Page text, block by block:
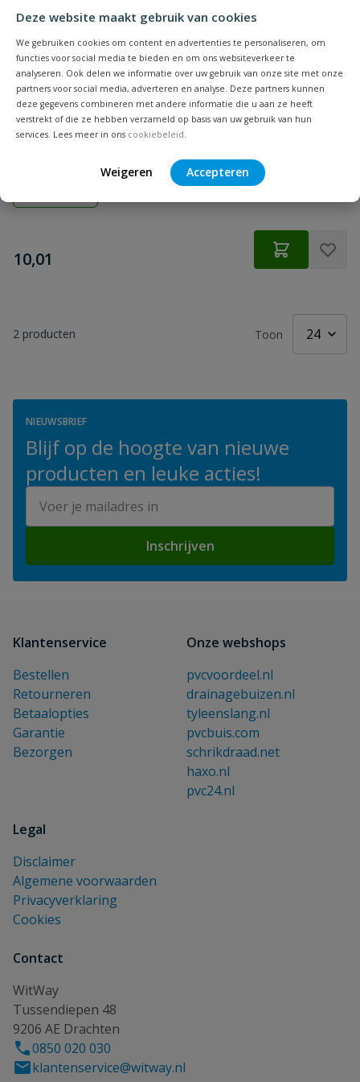
Deze website maakt gebruik van cookies
We gebruiken cookies om content en advertenties te personaliseren, om
functies voor social media te bieden en om ons websiteverkeer te
analyseren. Ook delen we informatie over uw gebruik van onze site met onze
partners voor social media, adverteren en analyse. Deze partners kunnen
deze gegevens combineren met andere informatie die u aan ze heeft
verstrekt of die ze hebben verzameld op basis van uw gebruik van hun
services. Lees meer in ons cookiebeleid.
Weigeren Accepteren
Waelbers T-Verbindingsplaat Sendzimir Verzinkt 160
€
10,01
2 producten Toon
NIEUWSBRIEF
Blijf op de hoogte van nieuwe
producten en leuke acties!
Inschrijven
Klantenservice
Bestellen
Retourneren
Betaalopties
Garantie
Bezorgen
Onze webshops
pvcvoordeel.nl
drainagebuizen.nl
tyleenslang.nl
pvcbuis.com
schrikdraad.net
haxo.nl
pvc24.nl
Legal
Disclaimer
Algemene voorwaarden
Privacyverklaring
Cookies
Contact
WitWay
Tussendiepen 48
9206 AE Drachten
0850 020 030
klantenservice@witway.nl